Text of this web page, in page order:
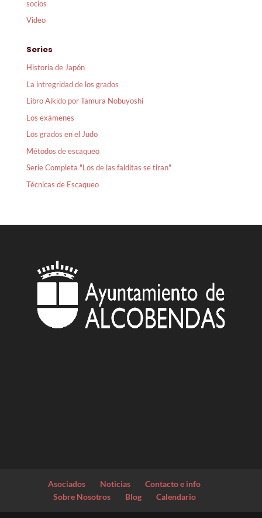
socios
Video
Series
Historia de Japón
La intregridad de los grados
Libro Aikido por Tamura Nobuyoshi
Los exámenes
Los grados en el Judo
Métodos de escaqueo
Serie Completa "Los de las falditas se tiran"
Técnicas de Escaqueo
Asociados Noticias
Contacto e info
Sobre Nosotros
Blog Calendario